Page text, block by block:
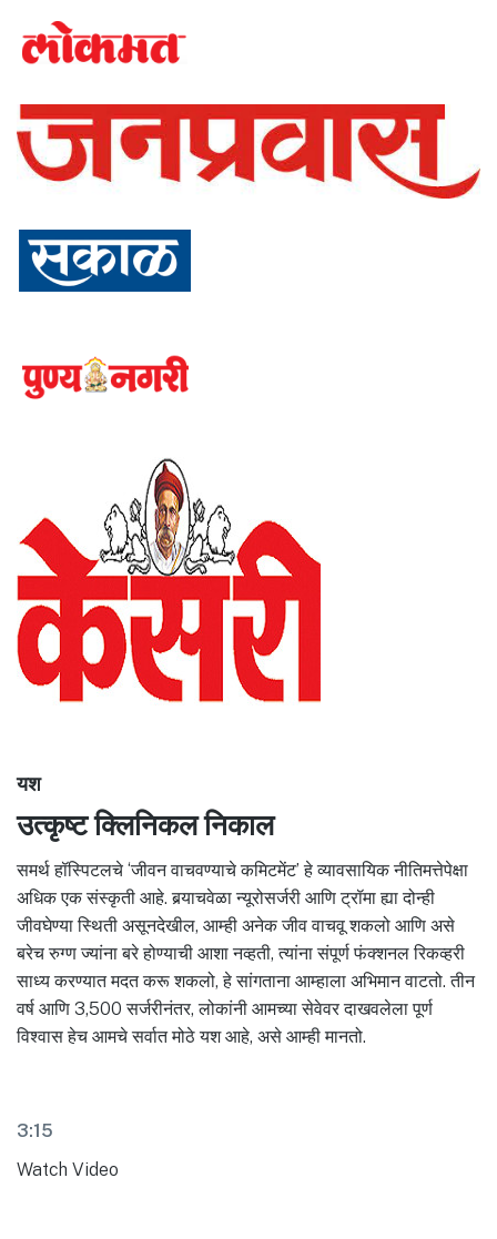
यश
उत्कृष्ट क्लिनिकल निकाल
समर्थ हॉस्पिटलचे ‘जीवन वाचवण्याचे कमिटमेंट’ हे व्यावसायिक नीतिमत्तेपेक्षा
अधिक एक संस्कृती आहे. बर्‍याचवेळा न्यूरोसर्जरी आणि ट्रॉमा ह्या दोन्ही
जीवघेण्या स्थिती असूनदेखील, आम्ही अनेक जीव वाचवू शकलो आणि असे
बरेच रुग्ण ज्यांना बरे होण्याची आशा नव्हती, त्यांना संपूर्ण फंक्शनल रिकव्हरी
साध्य करण्यात मदत करू शकलो, हे सांगताना आम्हाला अभिमान वाटतो. तीन
वर्ष आणि 3,500 सर्जरीनंतर, लोकांनी आमच्या सेवेवर दाखवलेला पूर्ण
विश्वास हेच आमचे सर्वात मोठे यश आहे, असे आम्ही मानतो.
3:15
Watch Video